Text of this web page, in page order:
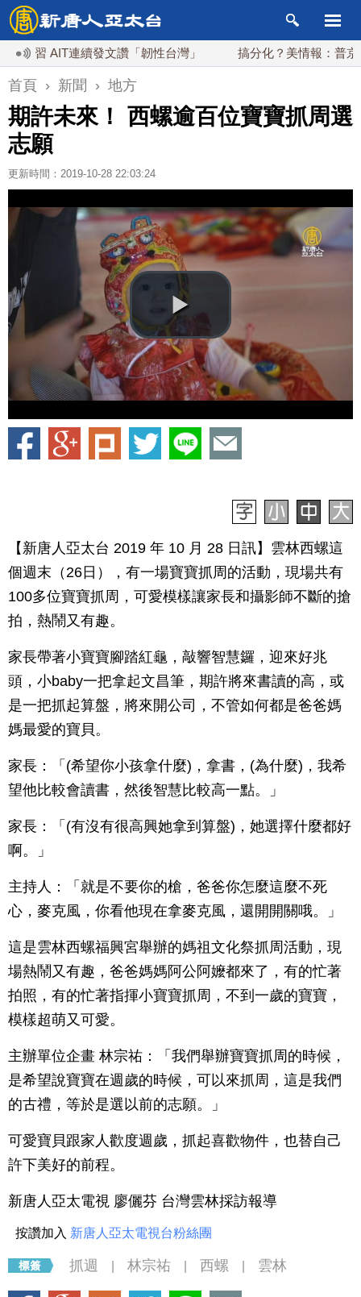
AIT連續發文讚「韌性台灣」 搞分化？美情報：普京最快
首頁 › 新聞 › 地方
期許未來！ 西螺逾百位寶寶抓周選
志願
更新時間：2019-10-28 22:03:24
【新唐人亞太台 2019 年 10 月 28 日訊】雲林西螺這
個週末（26日），有一場寶寶抓周的活動，現場共有
100多位寶寶抓周，可愛模樣讓家長和攝影師不斷的搶
拍，熱鬧又有趣。
家長帶著小寶寶腳踏紅龜，敲響智慧鑼，迎來好兆
頭，小baby一把拿起文昌筆，期許將來書讀的高，或
是一把抓起算盤，將來開公司，不管如何都是爸爸媽
媽最愛的寶貝。
家長：「(希望你小孩拿什麼)，拿書，(為什麼)，我希
望他比較會讀書，然後智慧比較高一點。」
家長：「(有沒有很高興她拿到算盤)，她選擇什麼都好
啊。」
主持人：「就是不要你的槍，爸爸你怎麼這麼不死
心，麥克風，你看他現在拿麥克風，還開開關哦。」
這是雲林西螺福興宮舉辦的媽祖文化祭抓周活動，現
場熱鬧又有趣，爸爸媽媽阿公阿嬤都來了，有的忙著
拍照，有的忙著指揮小寶寶抓周，不到一歲的寶寶，
模樣超萌又可愛。
主辦單位企畫 林宗祐：「我們舉辦寶寶抓周的時候，
是希望說寶寶在週歲的時候，可以來抓周，這是我們
的古禮，等於是選以前的志願。」
可愛寶貝跟家人歡度週歲，抓起喜歡物件，也替自己
許下美好的前程。
新唐人亞太電視 廖儷芬 台灣雲林採訪報導
按讚加入 新唐人亞太電視台粉絲團
抓週 林宗祐 西螺 雲林